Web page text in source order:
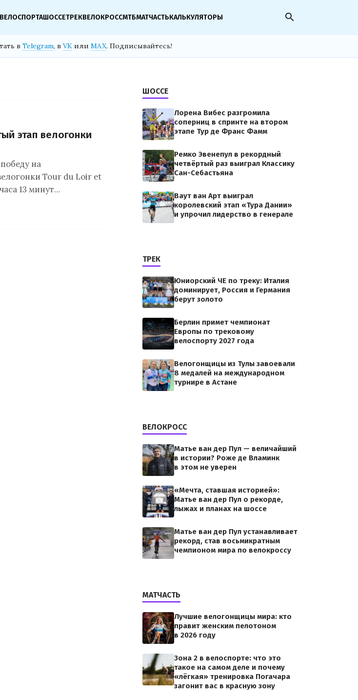
ШОССЕТРЕКВЕЛОКРОССМТБМАТЧАСТЬКАЛЬКУЛЯТОРЫ search
в Telegram, в VK или MAX. Подписывайтесь!
этап велогонки
на
Tour du Loir et
13 минут…
ШОССЕ
Лорена Вибес разгромила
соперниц в спринте на втором
этапе Тур де Франс Фамм
Ремко Эвенепул в рекордный
четвёртый раз выиграл Классику
Сан-Себастьяна
Ваут ван Арт выиграл
королевский этап «Тура Дании»
и упрочил лидерство в генерале
ТРЕК
Юниорский ЧЕ по треку: Италия
доминирует, Россия и Германия
берут золото
Берлин примет чемпионат
Европы по трековому
велоспорту 2027 года
Велогонщицы из Тулы завоевали
8 медалей на международном
турнире в Астане
ВЕЛОКРОСС
Матье ван дер Пул — величайший
в истории? Роже де Вламинк
в этом не уверен
«Мечта, ставшая историей»:
Матье ван дер Пул о рекорде,
лыжах и планах на шоссе
Матье ван дер Пул устанавливает
рекорд, став восьмикратным
чемпионом мира по велокроссу
МАТЧАСТЬ
Лучшие велогонщицы мира: кто
правит женским пелотоном
в 2026 году
Зона 2 в велоспорте: что это
такое на самом деле и почему
«лёгкая» тренировка Погачара
загонит вас в красную зону